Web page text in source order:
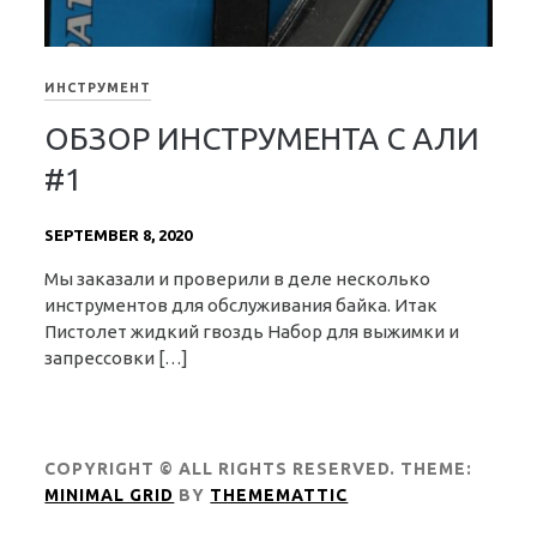
ИНСТРУМЕНТ
ОБЗОР ИНСТРУМЕНТА С АЛИ
#1
SEPTEMBER 8, 2020
Мы заказали и проверили в деле несколько
инструментов для обслуживания байка. Итак
Пистолет жидкий гвоздь Набор для выжимки и
запрессовки […]
COPYRIGHT © ALL RIGHTS RESERVED. THEME:
MINIMAL GRID BY THEMEMATTIC